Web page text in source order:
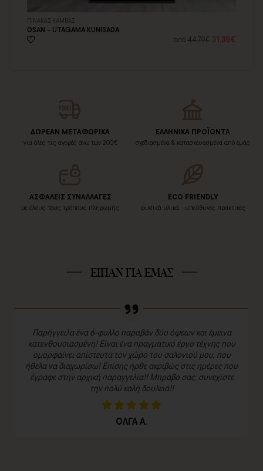
ΠΙΝΑΚΑΣ ΚΑΜΒΑΣ
OSAN - UTAGAMA KUNISADA
από44,79€ 31,35€
ΔΩΡΕΑΝ ΜΕΤΑΦΟΡΙΚΑ
για όλες τις αγορές άνω των 200€
ΕΛΛΗΝΙΚΑ ΠΡΟΪΟΝΤΑ
σχεδιασμένα & κατασκευασμένα από εμάς
ΑΣΦΑΛΕΙΣ ΣΥΝΑΛΛΑΓΕΣ
με όλους τους τρόπους πληρωμής
ECO FRIENDLY
φυσικά υλικά - υπεύθυνες πρακτικές
ΕΙΠΑΝ ΓΙΑ ΕΜΑΣ
Παρήγγειλα ένα 6-φυλλο παραβάν δύο όψεων και έμεινα
κατενθουσιασμένη! Είναι ένα πραγματικό έργο τέχνης που
ομορφαίνει απίστευτα τον χώρο του σαλονιού μου, που
ήθελα να διαχωρίσω! Επίσης ήρθε ακριβώς στις ημέρες που
έγραφε στην αρχική παραγγελία!! Μπράβο σας, συνεχίστε
την πολύ καλή δουλειά!!
ΟΛΓΑ Α.